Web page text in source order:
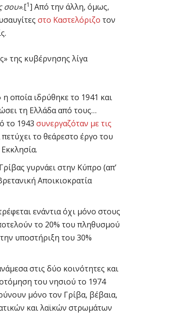
σου».[1] Από την άλλη, όμως,
στο Καστελόριζο τον
της κυβέρνησης λίγα
οποία ιδρύθηκε το 1941 και
τη Ελλάδα από τους…
το 1943 συνεργαζόταν με τις
το θεάρεστο έργο του
γυρνάει στην Κύπρο (απ’
Αποικιοκρατία
ενάντια όχι μόνο στους
το 20% του πληθυσμού
υποστήριξη του 30%
στις δύο κοινότητες και
του νησιού το 1974
μόνο τον Γρίβα, βέβαια,
και λαϊκών στρωμάτων